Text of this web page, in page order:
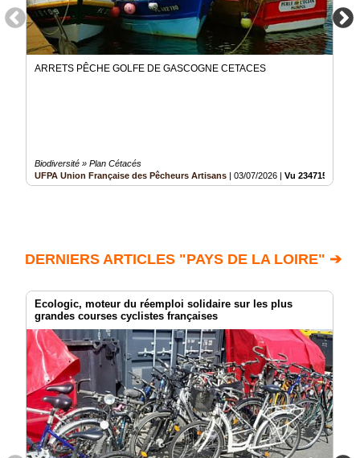
ARRETS PÊCHE GOLFE DE GASCOGNE CETACES
Biodiversité » Plan Cétacés
UFPA Union Française des Pêcheurs Artisans
03/07/2026 Vu 234715 fois
DERNIERS ARTICLES "PAYS DE LA LOIRE" ➔
Ecologic, moteur du réemploi solidaire sur les plus
grandes courses cyclistes françaises